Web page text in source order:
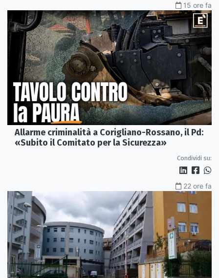
15 ore fa
Allarme criminalità a Corigliano-Rossano, il Pd:
«Subito il Comitato per la Sicurezza»
Condividi su:
22 ore fa